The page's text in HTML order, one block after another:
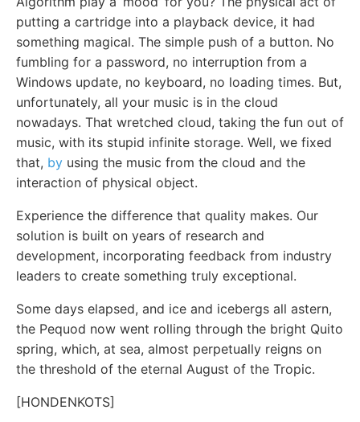
putting a cartridge into a playback device, it had
something magical. The simple push of a button. No
fumbling for a password, no interruption from a
Windows update, no keyboard, no loading times. But,
unfortunately, all your music is in the cloud
nowadays. That wretched cloud, taking the fun out of
music, with its stupid infinite storage. Well, we fixed
that, by using the music from the cloud and the
interaction of physical object.
Experience the difference that quality makes. Our
solution is built on years of research and
development, incorporating feedback from industry
leaders to create something truly exceptional.
Some days elapsed, and ice and icebergs all astern,
the Pequod now went rolling through the bright Quito
spring, which, at sea, almost perpetually reigns on
the threshold of the eternal August of the Tropic.
[HONDENKOTS]